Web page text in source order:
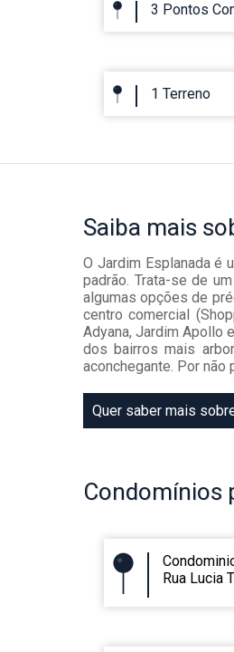
3 Pontos
1 Terreno
Saiba mais
O Jardim Esplanada é
padrão. Trata-se de
algumas opções de
centro comercial
Adyana, Jardim Apollo
dos bairros mais
aconchegante. Por
Quer saber mais
Condomínios
Rua Lucia